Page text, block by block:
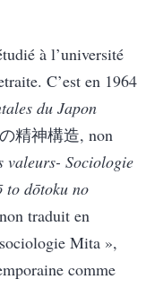
à l’université
C’est en 1964
du Japon
精神構造, non
valeurs- Sociologie
to dōtoku no
traduit en
Mita »,
comme